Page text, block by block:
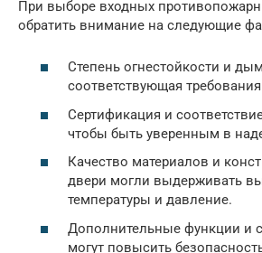
При выборе входных
обратить внимание на следующие
Степень огнестойкости и
соответствующая
Сертификация и
чтобы быть уверенным в
Качество материалов и
двери могли выдерживать
температуры и давление.
Дополнительные функции и
могут повысить